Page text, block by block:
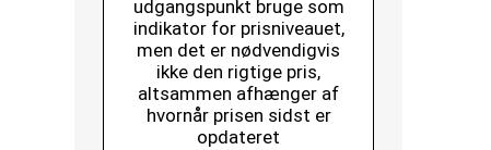
udgangspunkt bruge som
indikator for prisniveauet,
men det er nødvendigvis
ikke den rigtige pris,
altsammen afhænger af
hvornår prisen sidst er
opdateret